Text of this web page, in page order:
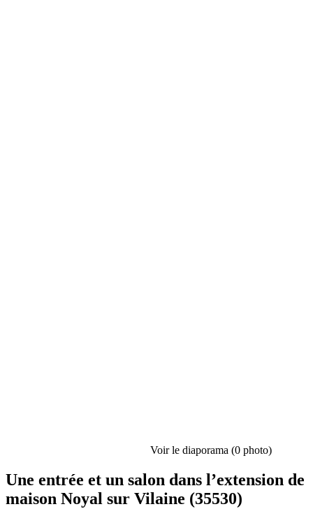
Voir le diaporama (0 photo)
Une entrée et un salon dans l’extension de
maison Noyal sur Vilaine (35530)